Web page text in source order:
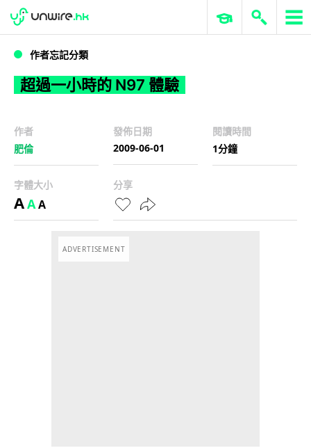
超過一小時的 N97 體驗
WWDC 2026 ERP 與商業 AI
作者忘記分類
超過一小時的 N97 體驗
作者
肥倫
發佈日期
2009-06-01
閱讀時間
1分鐘
字體大小
AAA
分享
ADVERTISEMENT